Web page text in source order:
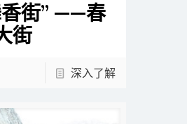
香街” ——春
街
深入了解